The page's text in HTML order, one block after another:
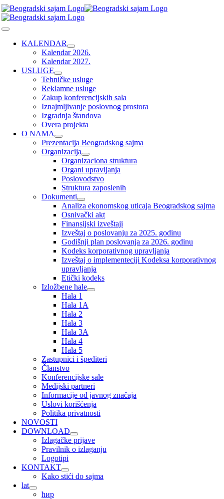
Skip
to
content
Toggle
NavigationKALENDAR
Kalendar 2026.
Kalendar 2027.
USLUGE
Tehničke usluge
Reklamne usluge
Zakup konferencijskih sala
Iznajmljivanje poslovnog prostora
Izgradnja štandova
Overa projekta
O NAMA
Prezentacija Beogradskog sajma
Organizacija
Organizaciona struktura
Organi upravljanja
Poslovodstvo
Struktura zaposlenih
Dokumenti
Analiza ekonomskog uticaja Beogradskog sajma
Osnivački akt
Finansijski izveštaji
Izveštaj o poslovanju za 2025. godinu
Godišnji plan poslovanja za 2026. godinu
Kodeks korporativnog upravljanja
Izveštaj o implementeciji Kodeksa korporativnog
upravljanja
Etički kodeks
Izložbene hale
Hala 1
Hala 1A
Hala 2
Hala 3
Hala 3A
Hala 4
Hala 5
Zastupnici i špediteri
Članstvo
Konferencijske sale
Medijski partneri
Informacije od javnog značaja
Uslovi korišćenja
Politika privatnosti
NOVOSTI
DOWNLOAD
Izlagačke prijave
Pravilnik o izlaganju
Logotipi
KONTAKT
Kako stići do sajma
lat
ћир